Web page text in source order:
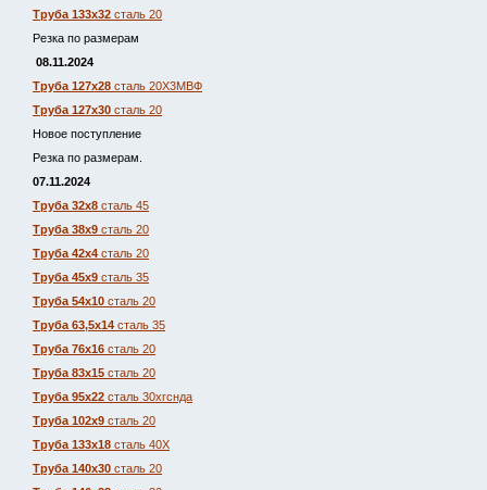
Труба 133х32 сталь 20
Резка по размерам
08.11.2024
Труба 127х28 сталь 20Х3МВФ
Труба 127х30 сталь 20
Новое поступление
Резка по размерам.
07.11.2024
Труба 32х8 сталь 45
Труба 38х9 сталь 20
Труба 42х4 сталь 20
Труба 45х9 сталь 35
Труба 54х10 сталь 20
Труба 63,5х14 сталь 35
Труба 76х16 сталь 20
Труба 83х15 сталь 20
Труба 95х22 сталь 30хгснда
Труба 102х9 сталь 20
Труба 133х18 сталь 40Х
Труба 140х30 сталь 20